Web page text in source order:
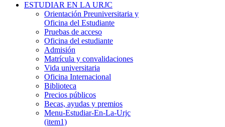
ESTUDIAR EN LA URJC
Orientación Preuniversitaria y
Oficina del Estudiante
Pruebas de acceso
Oficina del estudiante
Admisión
Matrícula y convalidaciones
Vida universitaria
Oficina Internacional
Biblioteca
Precios públicos
Becas, ayudas y premios
Menu-Estudiar-En-La-Urjc
(item1)